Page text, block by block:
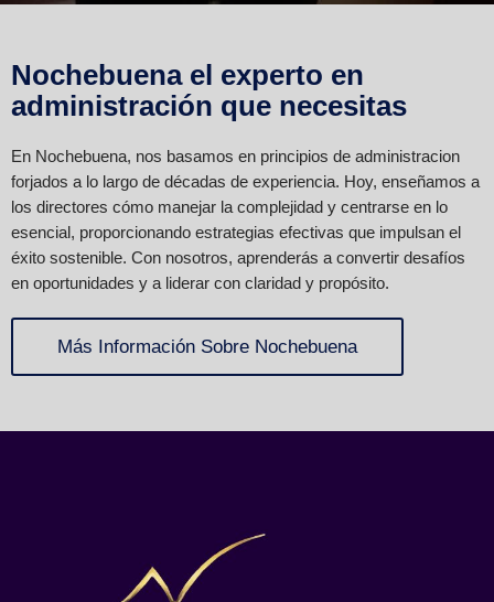
Nochebuena el experto en
administración que necesitas
En Nochebuena, nos basamos en principios de administracion
forjados a lo largo de décadas de experiencia. Hoy, enseñamos a
los directores cómo manejar la complejidad y centrarse en lo
esencial, proporcionando estrategias efectivas que impulsan el
éxito sostenible. Con nosotros, aprenderás a convertir desafíos
en oportunidades y a liderar con claridad y propósito.
Más Información Sobre Nochebuena